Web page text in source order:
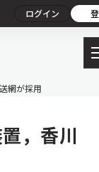
ログイン
網が採用
，香川